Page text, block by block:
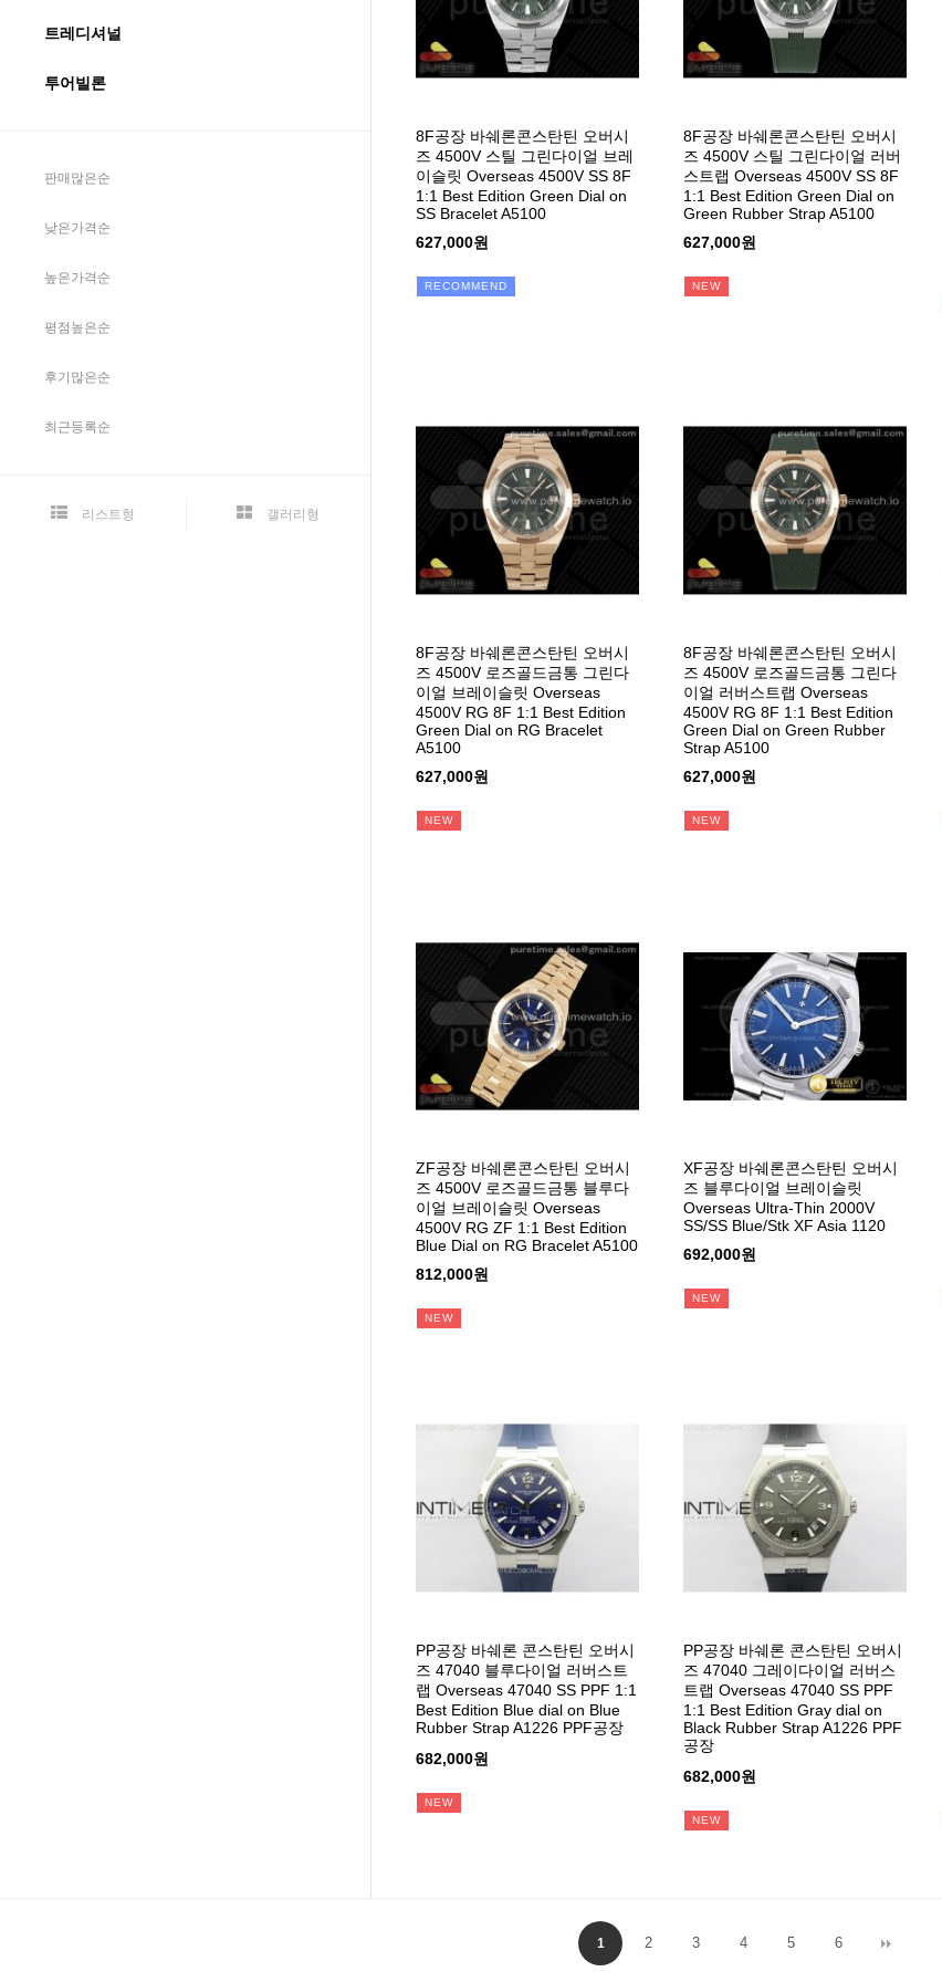
트레디셔널
투어빌론
판매많은순
낮은가격순
높은가격순
평점높은순
후기많은순
최근등록순
리스트형 갤러리형
8F공장 바쉐론콘스탄틴 오버시
즈 4500V 스틸 그린다이얼 브레
이슬릿 Overseas 4500V SS 8F
1:1 Best Edition Green Dial on
SS Bracelet A5100
627,000원
RECOMMEND
8F공장 바쉐론콘스탄틴 오버시
즈 4500V 스틸 그린다이얼 러버
스트랩 Overseas 4500V SS 8F
1:1 Best Edition Green Dial on
Green Rubber Strap A5100
627,000원
NEW
8F공장 바쉐론콘스탄틴 오버시
즈 4500V 로즈골드금통 그린다
이얼 브레이슬릿 Overseas
4500V RG 8F 1:1 Best Edition
Green Dial on RG Bracelet
A5100
627,000원
NEW
8F공장 바쉐론콘스탄틴 오버시
즈 4500V 로즈골드금통 그린다
이얼 러버스트랩 Overseas
4500V RG 8F 1:1 Best Edition
Green Dial on Green Rubber
Strap A5100
627,000원
NEW
ZF공장 바쉐론콘스탄틴 오버시
즈 4500V 로즈골드금통 블루다
이얼 브레이슬릿 Overseas
4500V RG ZF 1:1 Best Edition
Blue Dial on RG Bracelet A5100
812,000원
NEW
XF공장 바쉐론콘스탄틴 오버시
즈 블루다이얼 브레이슬릿
Overseas Ultra-Thin 2000V
SS/SS Blue/Stk XF Asia 1120
692,000원
NEW
PP공장 바쉐론 콘스탄틴 오버시
즈 47040 블루다이얼 러버스트
랩 Overseas 47040 SS PPF 1:1
Best Edition Blue dial on Blue
Rubber Strap A1226 PPF공장
682,000원
NEW
PP공장 바쉐론 콘스탄틴 오버시
즈 47040 그레이다이얼 러버스
트랩 Overseas 47040 SS PPF
1:1 Best Edition Gray dial on
Black Rubber Strap A1226 PPF
공장
682,000원
NEW
1 2 3 4 5 6